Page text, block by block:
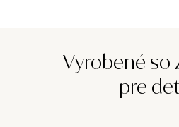
Vyrobené so
pre